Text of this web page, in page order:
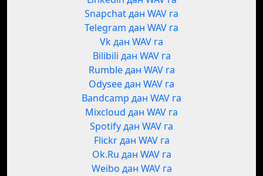
Snapchat дан WAV га
Telegram дан WAV га
Vk дан WAV га
Bilibili дан WAV га
Rumble дан WAV га
Odysee дан WAV га
Bandcamp дан WAV га
Mixcloud дан WAV га
Spotify дан WAV га
Flickr дан WAV га
Ok.Ru дан WAV га
Weibo дан WAV га